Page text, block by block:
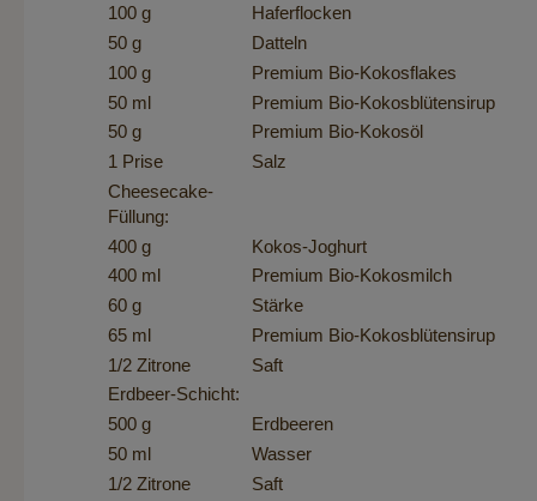
100 g
Haferflocken
50 g
Datteln
100 g
Premium Bio-Kokosflakes
50 ml
Premium Bio-Kokosblütensirup
50 g
Premium Bio-Kokosöl
1 Prise
Salz
Cheesecake-
Füllung:
400 g
Kokos-Joghurt
400 ml
Premium Bio-Kokosmilch
60 g
Stärke
65 ml
Premium Bio-Kokosblütensirup
1/2 Zitrone
Saft
Erdbeer-Schicht:
500 g
Erdbeeren
50 ml
Wasser
1/2 Zitrone
Saft